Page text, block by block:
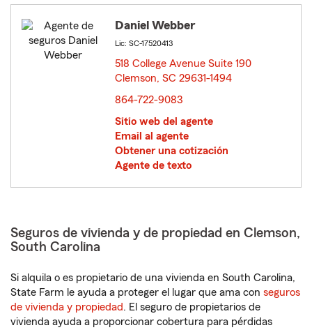
Daniel Webber
Lic: SC-17520413
518 College Avenue Suite 190
Clemson, SC 29631-1494
864-722-9083
Sitio web del agente
Email al agente
Obtener una cotización
Agente de texto
Seguros de vivienda y de propiedad en Clemson,
South Carolina
Si alquila o es propietario de una vivienda en South Carolina,
State Farm le ayuda a proteger el lugar que ama con seguros
de vivienda y propiedad. El seguro de propietarios de
vivienda ayuda a proporcionar cobertura para pérdidas